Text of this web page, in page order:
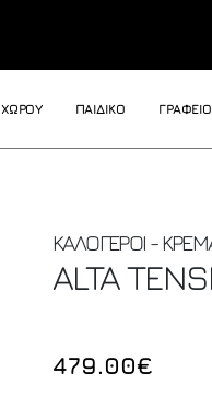
ΧΩΡΟΥ ΠΑΙΔΙΚΟ ΓΡΑΦΕΙΟ
ΚΑΛΟΓΕΡΟΙ -
ALTA
479.00€